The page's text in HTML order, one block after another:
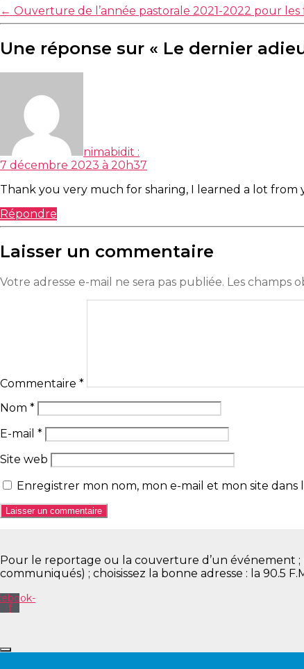
← Ouverture de l’année pastorale 2021-2022 pour les
Une réponse sur « Le dernier
nimabidit :
7 décembre 2023 à 20h37
Thank you very much for sharing, I learned a lot from
Répondre
Laisser un commentaire
Votre adresse e-mail ne sera pas publiée. Les champs
Commentaire *
Nom *
E-mail *
Site web
Enregistrer mon nom, mon e-mail et mon site
Pour le reportage ou la couverture d’un événement ;
communiqués) ; choisissez la bonne adresse : la 90.5
f